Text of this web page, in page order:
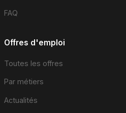
FAQ
Offres d'emploi
Toutes les offres
Par métiers
Actualités